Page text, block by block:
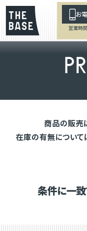
お
営業時
PR
商品の販売
在庫の有無について
条件に一致